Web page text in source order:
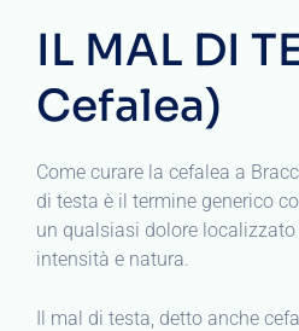
IL MAL DI
Cefalea)
Come curare la cefalea a
di testa è il termine generico
un qualsiasi dolore
intensità e natura.
Il mal di testa, detto anche